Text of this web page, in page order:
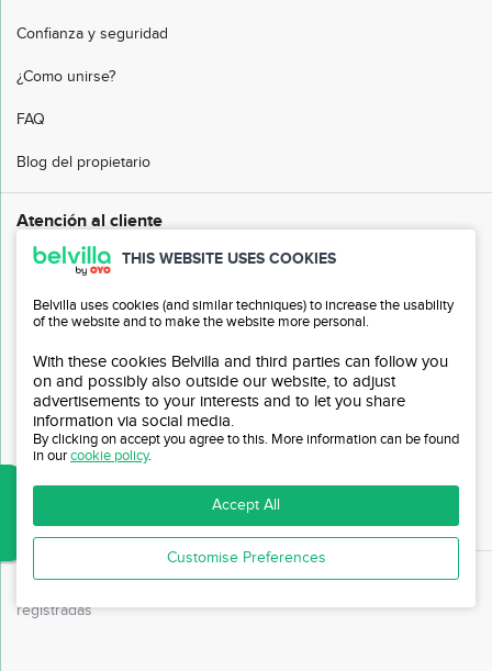
THIS WEBSITE USES COOKIES
Belvilla uses cookies (and similar techniques) to increase the usability
of the website and to make the website more personal.
With these cookies Belvilla and third parties can follow you
on and possibly also outside our website, to adjust
advertisements to your interests and to let you share
information via social media.
By clicking on accept you agree to this. More information can be found
in ourcookie policy.
Accept All
Customise Preferences
Confianza y seguridad
¿Como unirse?
FAQ
Blog del propietario
Atención al cliente
Preguntas frecuentes (FAQ)
Atención al cliente
Prensa
Programa de afiliación
Acceso a agencias de viajes
© Belvilla 1980 - 2026 ‘Belvillay el logo deBelvillason marcas
registradas